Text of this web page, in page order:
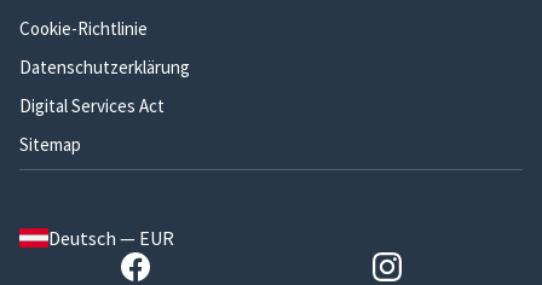
Cookie-Richtlinie
Datenschutzerklärung
Digital Services Act
Sitemap
Deutsch — EUR